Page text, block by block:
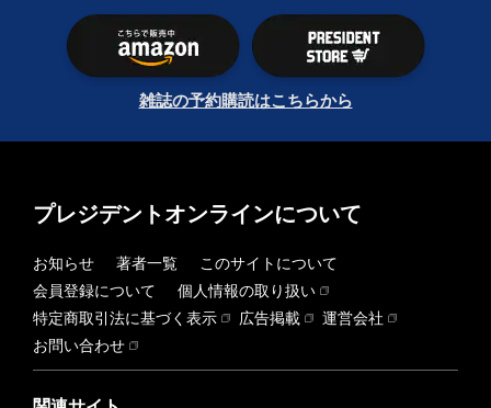
雑誌の予約購読はこちらから
プレジデントオンラインについて
お知らせ 著者一覧
このサイトについて
会員登録について
個人情報の取り扱い
特定商取引法に基づく表示
広告掲載
運営会社
お問い合わせ